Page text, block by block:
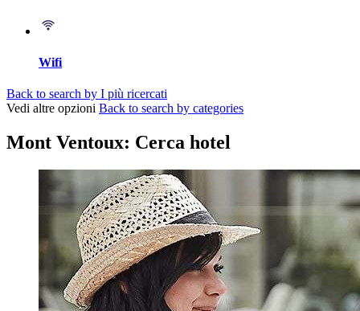
Wifi
Back to search by I più ricercati
Vedi altre opzioni Back to search by categories
Mont Ventoux: Cerca hotel